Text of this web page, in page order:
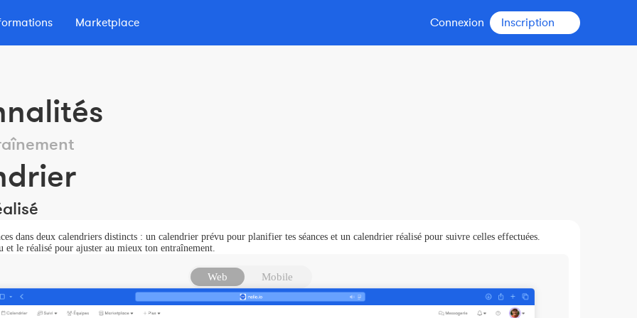
Marketplace Connexion Inscription
dans deux calendriers distincts : un calendrier prévu pour planifier tes séances et un calendrier réalisé pour suivre celles effectuées.
et le réalisé pour ajuster au mieux ton entraînement.
Web Mobile